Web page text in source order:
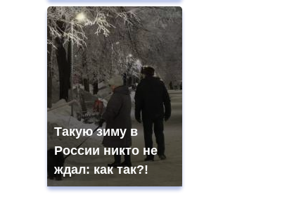
Такую зиму в
России никто не
ждал: как так?!